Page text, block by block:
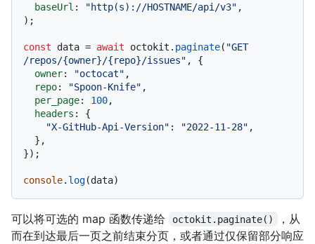
baseUrl : "http(s)://HOSTNAME/api/v3" ,
);
const data = await octokit. paginate( "GET
/repos/{owner}/{repo}/issues" , {
owner: "octocat" ,
repo: "Spoon-Knife" ,
per_page: 100,
headers : {
"X-GitHub-Api-Version" : "2022-11-28" ,
});
console. log
可以将可选的 map 函数传递给 octokit.paginate()
，从
而在到达最后一页之前结束分页，或者通过仅保留部分响应